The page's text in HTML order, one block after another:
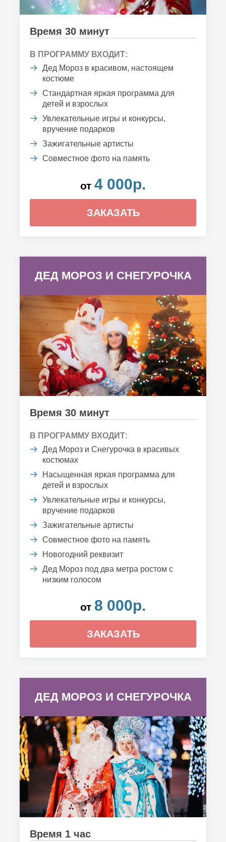
Время 30 минут
В ПРОГРАММУ ВХОДИТ:
Дед Мороз в красивом, настоящем
костюме
Стандартная яркая программа для
детей и взрослых
Увлекательные игры и конкурсы,
вручение подарков
Зажигательные артисты
Совместное фото на память
от 4 000р.
ЗАКАЗАТЬ
ДЕД МОРОЗ И СНЕГУРОЧКА
Время 30 минут
В ПРОГРАММУ ВХОДИТ:
Дед Мороз и Снегурочка в красивых
костюмах
Насыщенная яркая программа для
детей и взрослых
Увлекательные игры и конкурсы,
вручение подарков
Зажигательные артисты
Совместное фото на память
Новогодний реквизит
Дед Мороз под два метра ростом с
низким голосом
от 8 000р.
ЗАКАЗАТЬ
ДЕД МОРОЗ И СНЕГУРОЧКА
Время 1 час